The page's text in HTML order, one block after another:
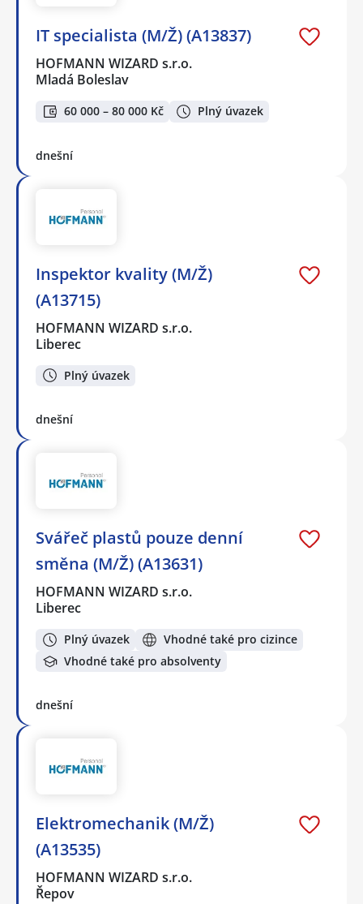
IT specialista (M/Ž) (A13837)
HOFMANN WIZARD s.r.o.
Mladá Boleslav
60 000 – 80 000 Kč Plný úvazek
dnešní
Inspektor kvality (M/Ž)
(A13715)
HOFMANN WIZARD s.r.o.
Liberec
Plný úvazek
dnešní
Svářeč plastů pouze denní
směna (M/Ž) (A13631)
HOFMANN WIZARD s.r.o.
Liberec
Plný úvazek
Vhodné také pro cizince
Vhodné také pro absolventy
dnešní
Elektromechanik (M/Ž)
(A13535)
HOFMANN WIZARD s.r.o.
Řepov